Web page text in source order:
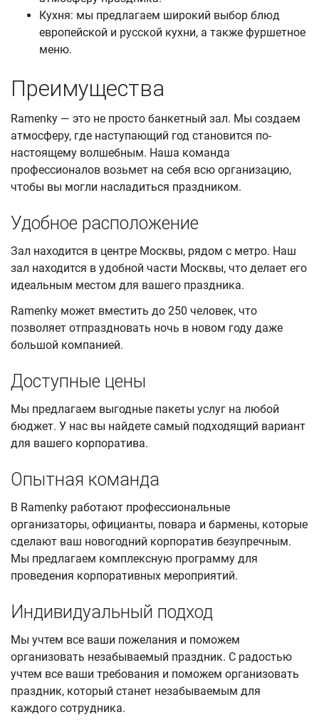
Кухня: мы предлагаем широкий выбор блюд
европейской и русской кухни, а также фуршетное
меню.
Преимущества
Ramenky — это не просто банкетный зал. Мы создаем
атмосферу, где наступающий год становится по-
настоящему волшебным. Наша команда
профессионалов возьмет на себя всю организацию,
чтобы вы могли насладиться праздником.
Удобное расположение
Зал находится в центре Москвы, рядом с метро. Наш
зал находится в удобной части Москвы, что делает его
идеальным местом для вашего праздника.
Ramenky может вместить до 250 человек, что
позволяет отпраздновать ночь в новом году даже
большой компанией.
Доступные цены
Мы предлагаем выгодные пакеты услуг на любой
бюджет. У нас вы найдете самый подходящий вариант
для вашего корпоратива.
Опытная команда
В Ramenky работают профессиональные
организаторы, официанты, повара и бармены, которые
сделают ваш новогодний корпоратив безупречным.
Мы предлагаем комплексную программу для
проведения корпоративных мероприятий.
Индивидуальный подход
Мы учтем все ваши пожелания и поможем
организовать незабываемый праздник. C радостью
учтем все ваши требования и поможем организовать
праздник, который станет незабываемым для
каждого сотрудника.